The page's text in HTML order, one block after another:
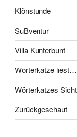
Klönstunde
SuBventur
Villa Kunterbunt
Wörterkatze liest…
Wörterkatzes Sicht
Zurückgeschaut